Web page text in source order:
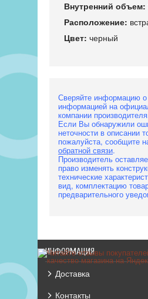
Внутренний объем:
Расположение:
Цвет: черный
Сверяйте информацию о
информацией на
компании
Если Вы обнаружили
неточности в описании
пожалуйста, сообщите
обратной связи.
Производитель
право изменять
технические
вид, комплектацию
предварительного
ИНФОРМАЦИЯ
Доставка
Контакты